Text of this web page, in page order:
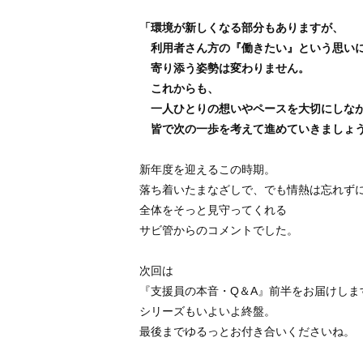
「環境が新しくなる部分もありますが、
利用者さん方の『働きたい』という思い
寄り添う姿勢は変わりません。
これからも、
一人ひとりの想いやペースを大切にしなが
皆で次の一歩を考えて進めていきましょう
新年度を迎えるこの時期。
落ち着いたまなざしで、でも情熱は忘れずに
全体をそっと見守ってくれる
サビ管からのコメントでした。
次回は
『支援員の本音・Q＆A』前半をお届けしま
シリーズもいよいよ終盤。
最後までゆるっとお付き合いくださいね。